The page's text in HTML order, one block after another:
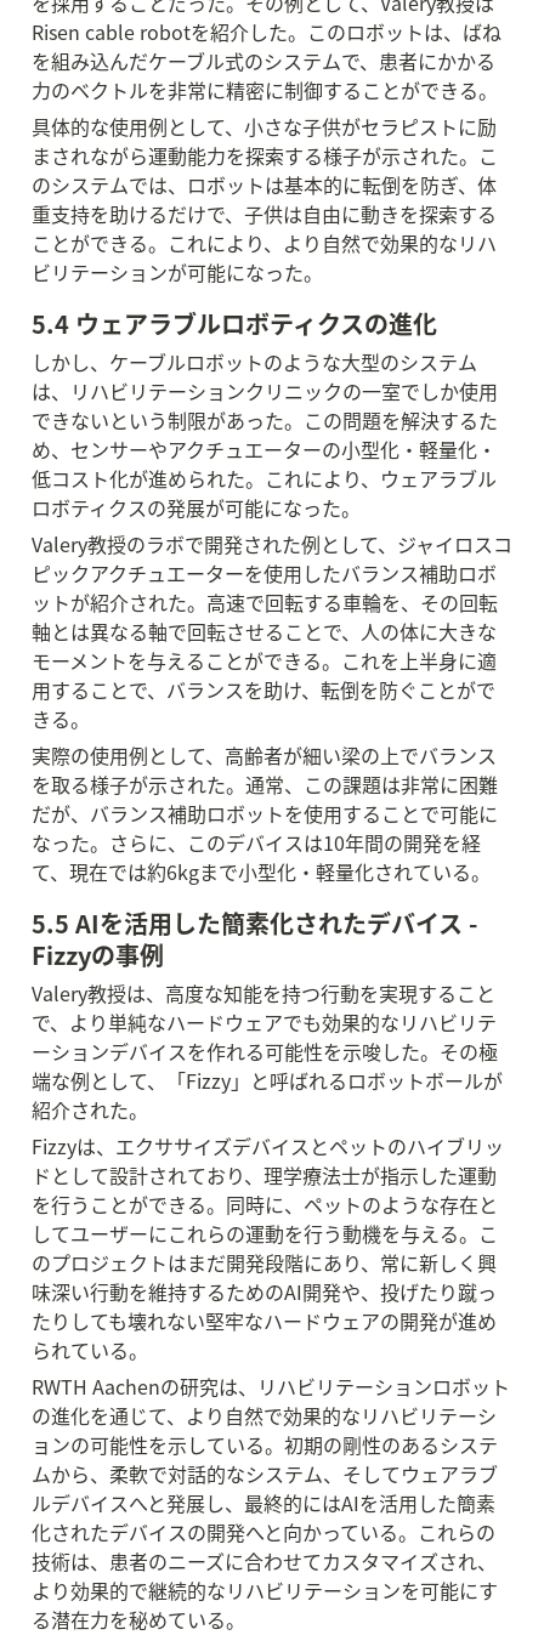
Risen cable robotを紹介した。このロボットは、ばね
を組み込んだケーブル式のシステムで、患者にかかる
力のベクトルを非常に精密に制御することができる。
具体的な使用例として、小さな子供がセラピストに励
まされながら運動能力を探索する様子が示された。こ
のシステムでは、ロボットは基本的に転倒を防ぎ、体
重支持を助けるだけで、子供は自由に動きを探索する
ことができる。これにより、より自然で効果的なリハ
ビリテーションが可能になった。
5.4 ウェアラブルロボティクスの進化
しかし、ケーブルロボットのような大型のシステム
は、リハビリテーションクリニックの一室でしか使用
できないという制限があった。この問題を解決するた
め、センサーやアクチュエーターの小型化・軽量化・
低コスト化が進められた。これにより、ウェアラブル
ロボティクスの発展が可能になった。
Valery教授のラボで開発された例として、ジャイロスコ
ピックアクチュエーターを使用したバランス補助ロボ
ットが紹介された。高速で回転する車輪を、その回転
軸とは異なる軸で回転させることで、人の体に大きな
モーメントを与えることができる。これを上半身に適
用することで、バランスを助け、転倒を防ぐことがで
きる。
実際の使用例として、高齢者が細い梁の上でバランス
を取る様子が示された。通常、この課題は非常に困難
だが、バランス補助ロボットを使用することで可能に
なった。さらに、このデバイスは10年間の開発を経
て、現在では約6kgまで小型化・軽量化されている。
5.5 AIを活用した簡素化されたデバイス -
Fizzyの事例
Valery教授は、高度な知能を持つ行動を実現すること
で、より単純なハードウェアでも効果的なリハビリテ
ーションデバイスを作れる可能性を示唆した。その極
端な例として、「Fizzy」と呼ばれるロボットボールが
紹介された。
Fizzyは、エクササイズデバイスとペットのハイブリッ
ドとして設計されており、理学療法士が指示した運動
を行うことができる。同時に、ペットのような存在と
してユーザーにこれらの運動を行う動機を与える。こ
のプロジェクトはまだ開発段階にあり、常に新しく興
味深い行動を維持するためのAI開発や、投げたり蹴っ
たりしても壊れない堅牢なハードウェアの開発が進め
られている。
RWTH Aachenの研究は、リハビリテーションロボット
の進化を通じて、より自然で効果的なリハビリテーシ
ョンの可能性を示している。初期の剛性のあるシステ
ムから、柔軟で対話的なシステム、そしてウェアラブ
ルデバイスへと発展し、最終的にはAIを活用した簡素
化されたデバイスの開発へと向かっている。これらの
技術は、患者のニーズに合わせてカスタマイズされ、
より効果的で継続的なリハビリテーションを可能にす
る潜在力を秘めている。